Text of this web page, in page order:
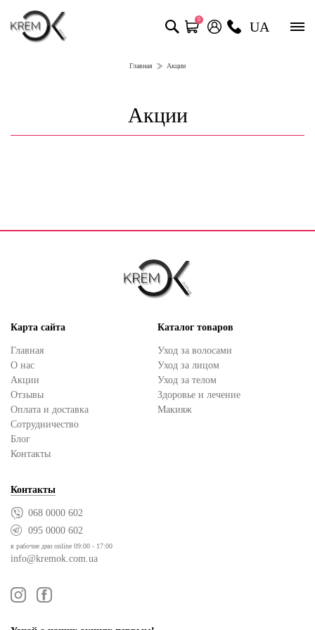
0 UA
Главная Акции
Акции
Карта сайта
Главная
О нас
Акции
Отзывы
Оплата и доставка
Сотрудничество
Блог
Контакты
Каталог товаров
Уход за волосами
Уход за лицом
Уход за телом
Здоровье и лечение
Макияж
Контакты
068 0000 602
095 0000 602
в рабочие дни online 09:00 - 17:00
info@kremok.com.ua